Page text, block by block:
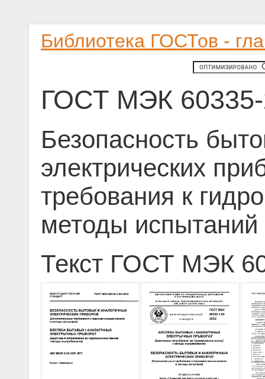
Библиотека ГОСТов -
ГОСТ МЭК 60335-
Безопасность
электрических
требования к
методы испытаний
Текст ГОСТ МЭК